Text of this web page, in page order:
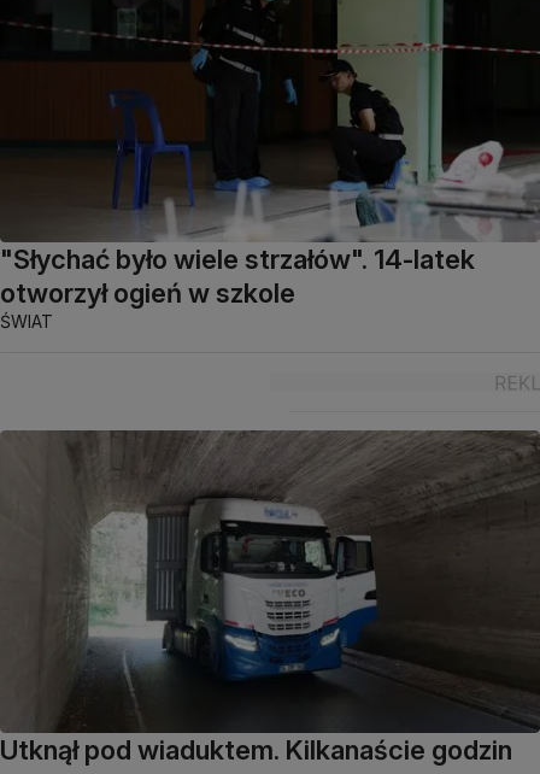
"Słychać było wiele strzałów". 14-latek
otworzył ogień w szkole
ŚWIAT
Utknął pod wiaduktem. Kilkanaście godzin